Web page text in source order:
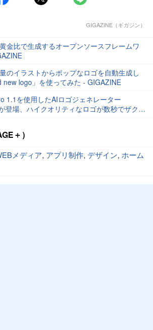
GIGAZINE（ギガジン）
金比で生成するオープンソースフレームワ
のイラストからポップなロゴを自動生成し
new logo」を使ってみた - GIGAZINE
1.1を使用したAIロゴジェネレーター
登場、ハイクオリティなロゴが数秒でザクザ
＋）
メディア, アプリ制作, デザイン, ホーム